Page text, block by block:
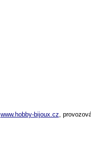
www.hobby-bijoux.cz